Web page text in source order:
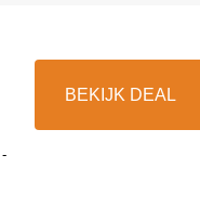
BEKIJK DEAL